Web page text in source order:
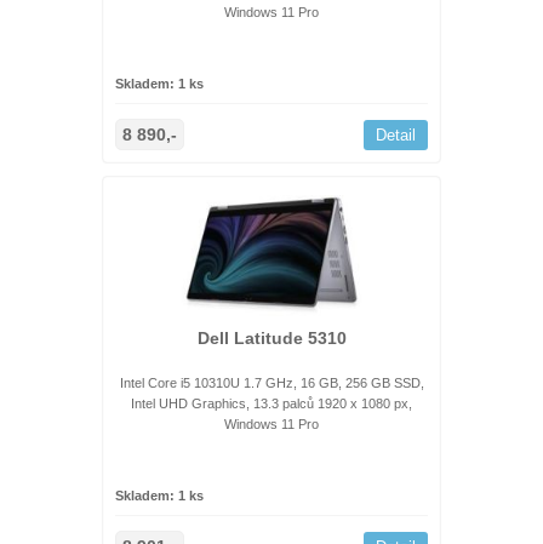
Windows 11 Pro
Skladem: 1 ks
8 890,- Detail
Dell Latitude 5310
Intel Core i5 10310U 1.7 GHz, 16 GB, 256 GB SSD,
Intel UHD Graphics, 13.3 palců 1920 x 1080 px,
Windows 11 Pro
Skladem: 1 ks